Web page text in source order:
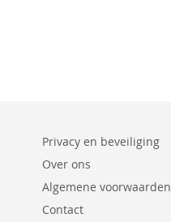
Privacy en beveiliging
Over ons
Algemene voorwaarden
Contact